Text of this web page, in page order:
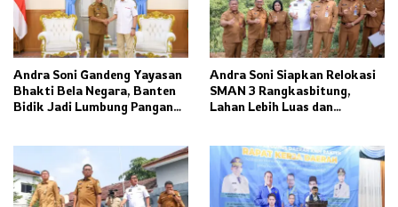
Andra Soni Gandeng Yayasan
Bhakti Bela Negara, Banten
Bidik Jadi Lumbung Pangan
Andra Soni Siapkan Relokasi
SMAN 3 Rangkasbitung,
Lahan Lebih Luas dan